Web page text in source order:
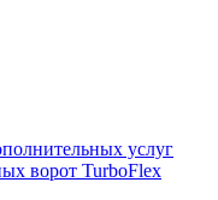
услуг
ворот TurboFlex